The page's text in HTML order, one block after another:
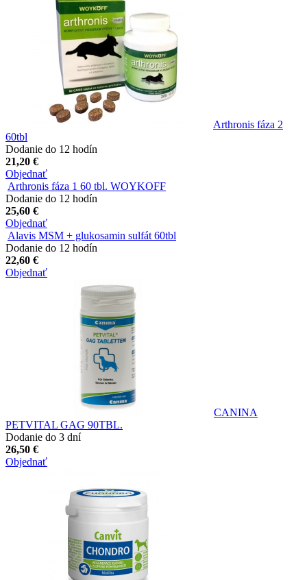
Arthronis fáza 2
60tbl
Dodanie do 12 hodín
21,20 €
Objednať
Arthronis fáza 1 60 tbl. WOYKOFF
Dodanie do 12 hodín
25,60 €
Objednať
Alavis MSM + glukosamin sulfát 60tbl
Dodanie do 12 hodín
22,60 €
Objednať
CANINA
PETVITAL GAG 90TBL.
Dodanie do 3 dní
26,50 €
Objednať